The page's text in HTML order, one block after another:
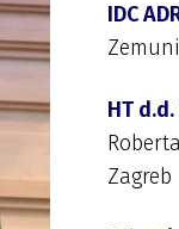
IDC
HT
Zagreb